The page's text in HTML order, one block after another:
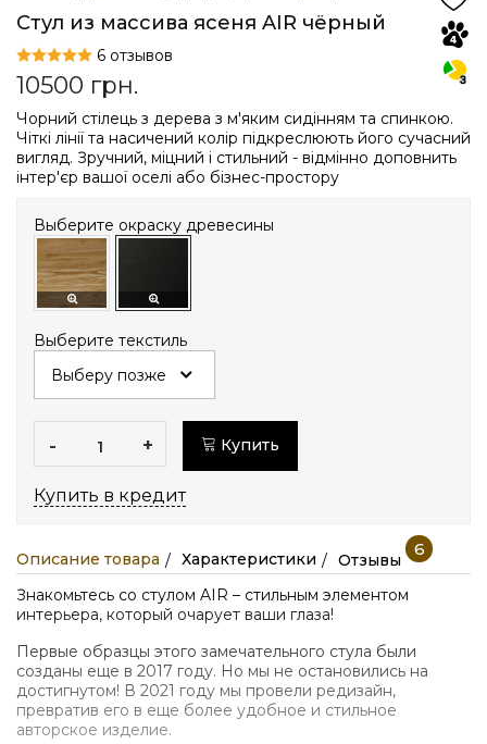
Стул из массива ясеня AIR чёрный
6 отзывов
10500 грн.
Чорний стілець з дерева з м'яким сидінням та спинкою.
Чіткі лінії та насичений колір підкреслюють його сучасний
вигляд. Зручний, міцний і стильний - відмінно доповнить
інтер'єр вашої оселі або бізнес-простору
Выберите окраску древесины
Выберите текстиль
- + Купить
Купить в кредит
Описание товара Характеристики Отзывы
6
Знакомьтесь со стулом AIR – стильным элементом
интерьера, который очарует ваши глаза!
Первые образцы этого замечательного стула были
созданы еще в 2017 году. Но мы не остановились на
достигнутом! В 2021 году мы провели редизайн,
превратив его в еще более удобное и стильное
авторское изделие.